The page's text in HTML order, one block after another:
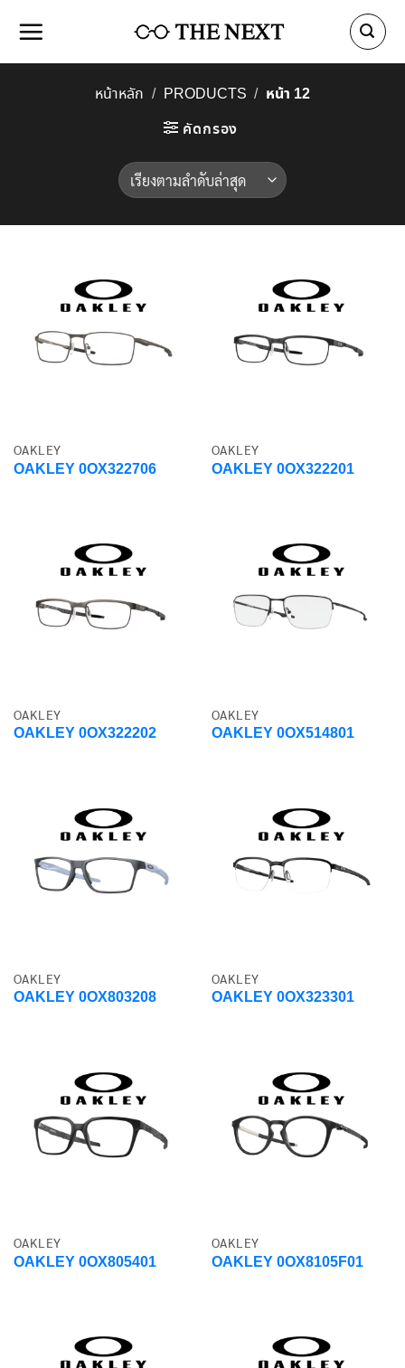
หน้าหลัก / PRODUCTS / หน้า 12
คัดกรอง
OAKLEY
OAKLEY 0OX322706
OAKLEY
OAKLEY 0OX322201
OAKLEY
OAKLEY 0OX322202
OAKLEY
OAKLEY 0OX514801
OAKLEY
OAKLEY 0OX803208
OAKLEY
OAKLEY 0OX323301
OAKLEY
OAKLEY 0OX805401
OAKLEY
OAKLEY 0OX8105F01